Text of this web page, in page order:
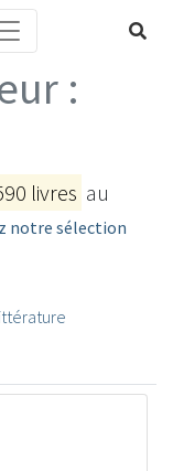
:
livres au
notre sélection